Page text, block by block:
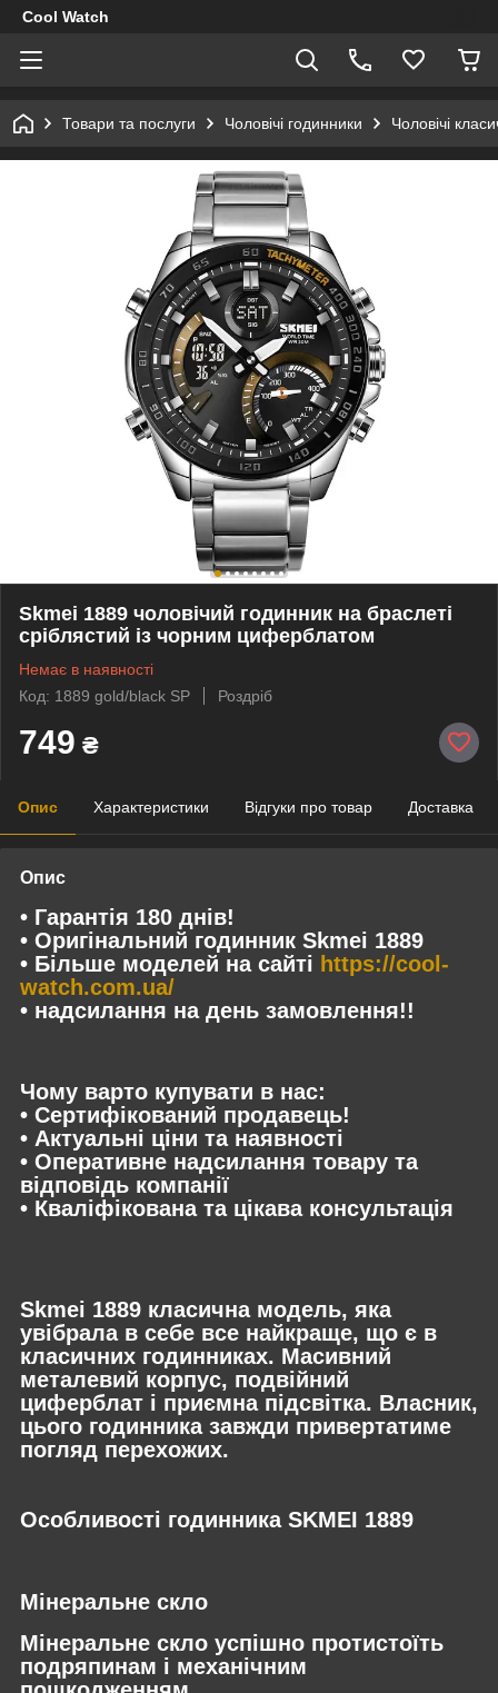
Cool Watch
Товари та послуги Чоловічі годинники Чоловічі
Skmei 1889 чоловічий годинник на браслеті
сріблястий із чорним циферблатом
Немає в наявності
Код: 1889 gold/black SP
Роздріб
749 ₴
Опис Характеристики Відгуки про товар Доставка
Опис
• Гарантія 180 днів!
• Оригінальний годинник Skmei 1889
• Більше моделей на сайті https://cool-
watch.com.ua/
• надсилання на день замовлення!!
Чому варто купувати в нас:
• Сертифікований продавець!
• Актуальні ціни та наявності
• Оперативне надсилання товару та
відповідь компанії
• Кваліфікована та цікава консультація
Skmei 1889 класична модель, яка
увібрала в себе все найкраще, що є в
класичних годинниках. Масивний
металевий корпус, подвійний
циферблат і приємна підсвітка. Власник,
цього годинника завжди привертатиме
погляд перехожих.
Особливості годинника SKMEI 1889
Мінеральне скло
Мінеральне скло успішно протистоїть
подряпинам і механічним